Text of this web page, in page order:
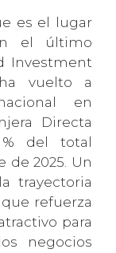
es el lugar
el último
Investment
vuelto a
en
Directa
% del total
2025. Un
trayectoria
refuerza
para
negocios